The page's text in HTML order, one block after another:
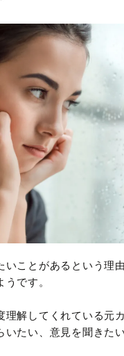
いことがあるという理
です。
理解してくれている元
いたい、意見を聞きた